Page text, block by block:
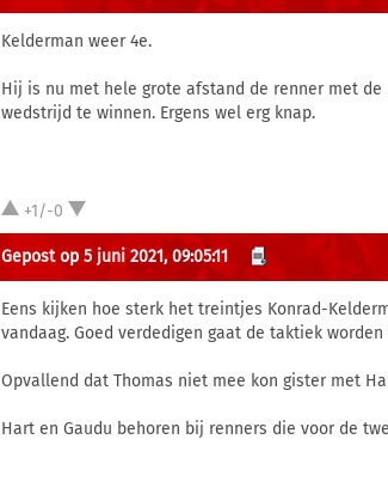
Kelderman weer 4e.
Hij is nu met hele grote afstand de renner met
wedstrijd te winnen. Ergens wel erg knap.
+1/-0
Gepost op 5 juni 2021, 09:05:11
Eens kijken hoe sterk het treintjes Konrad-
vandaag. Goed verdedigen gaat de taktiek
Opvallend dat Thomas niet mee kon gister met
Hart en Gaudu behoren bij renners die voor de